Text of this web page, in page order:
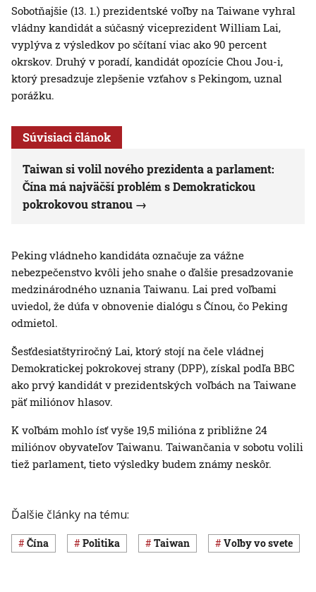
Sobotňajšie (13. 1.) prezidentské voľby na Taiwane vyhral
vládny kandidát a súčasný viceprezident William Lai,
vyplýva z výsledkov po sčítaní viac ako 90 percent
okrskov. Druhý v poradí, kandidát opozície Chou Jou-i,
ktorý presadzuje zlepšenie vzťahov s Pekingom, uznal
porážku.
Súvisiaci článok
Taiwan si volil nového prezidenta a parlament:
Čína má najväčší problém s Demokratickou
pokrokovou stranou
Peking vládneho kandidáta označuje za vážne
nebezpečenstvo kvôli jeho snahe o ďalšie presadzovanie
medzinárodného uznania Taiwanu. Lai pred voľbami
uviedol, že dúfa v obnovenie dialógu s Čínou, čo Peking
odmietol.
Šesťdesiatštyriročný Lai, ktorý stojí na čele vládnej
Demokratickej pokrokovej strany (DPP), získal podľa BBC
ako prvý kandidát v prezidentských voľbách na Taiwane
päť miliónov hlasov.
K voľbám mohlo ísť vyše 19,5 milióna z približne 24
miliónov obyvateľov Taiwanu. Taiwančania v sobotu volili
tiež parlament, tieto výsledky budem známy neskôr.
Ďalšie články na tému:
Čína Politika Taiwan voľby vo svete